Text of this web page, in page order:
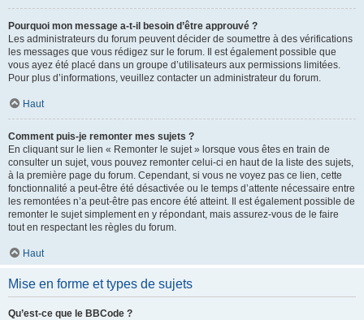
Pourquoi mon message a-t-il besoin d’être approuvé ?
Les administrateurs du forum peuvent décider de soumettre à des vérifications
les messages que vous rédigez sur le forum. Il est également possible que
vous ayez été placé dans un groupe d’utilisateurs aux permissions limitées.
Pour plus d’informations, veuillez contacter un administrateur du forum.
Haut
Comment puis-je remonter mes sujets ?
En cliquant sur le lien « Remonter le sujet » lorsque vous êtes en train de
consulter un sujet, vous pouvez remonter celui-ci en haut de la liste des sujets,
à la première page du forum. Cependant, si vous ne voyez pas ce lien, cette
fonctionnalité a peut-être été désactivée ou le temps d’attente nécessaire entre
les remontées n’a peut-être pas encore été atteint. Il est également possible de
remonter le sujet simplement en y répondant, mais assurez-vous de le faire
tout en respectant les règles du forum.
Haut
Mise en forme et types de sujets
Qu’est-ce que le BBCode ?